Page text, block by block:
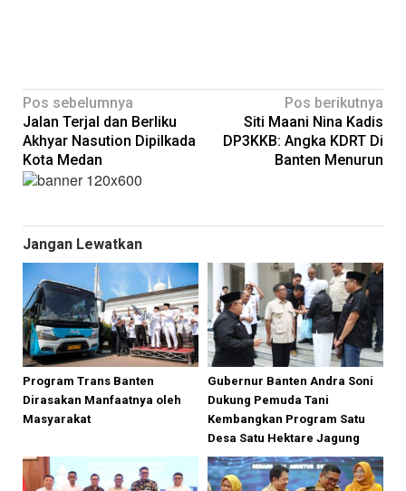
Navigasi
pos
Pos sebelumnya
Jalan Terjal dan Berliku
Akhyar Nasution Dipilkada
Kota Medan
Pos berikutnya
Siti Maani Nina Kadis
DP3KKB: Angka KDRT Di
Banten Menurun
Jangan Lewatkan
Program Trans Banten
Dirasakan Manfaatnya oleh
Masyarakat
Gubernur Banten Andra Soni
Dukung Pemuda Tani
Kembangkan Program Satu
Desa Satu Hektare Jagung